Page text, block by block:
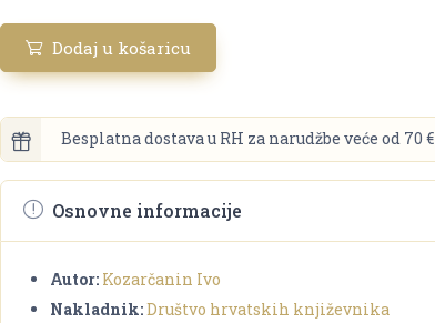
Dodaj u košaricu
Besplatna dostava u RH za narudžbe veće od 70 €
Osnovne informacije
Autor: Kozarčanin Ivo
Nakladnik:Društvo hrvatskih književnika